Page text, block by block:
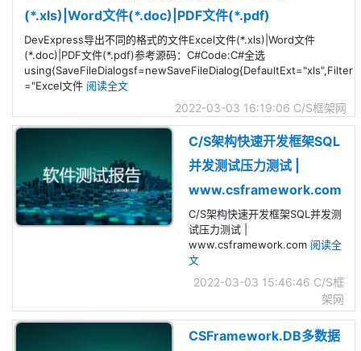
(*.xls)|Word文件(*.doc)|PDF文件(*.pdf)
DevExpress导出不同的格式的文件Excel文件(*.xls)|Word文件
(*.doc)|PDF文件(*.pdf)参考源码：C#Code:C#全选
using(SaveFileDialogsf=newSaveFileDialog{DefaultExt="xls",Filter
="Excel文件 阅读全文
2022-03-03 16:19:06 C/S框架网
C/S架构快速开发框架SQL
并发测试压力测试 |
www.csframework.com
C/S架构快速开发框架SQL并发测
试压力测试 |
www.csframework.com 阅读全
文
2022-03-03 15:46:46 C/S框
架网
CSFramework.DB多数据